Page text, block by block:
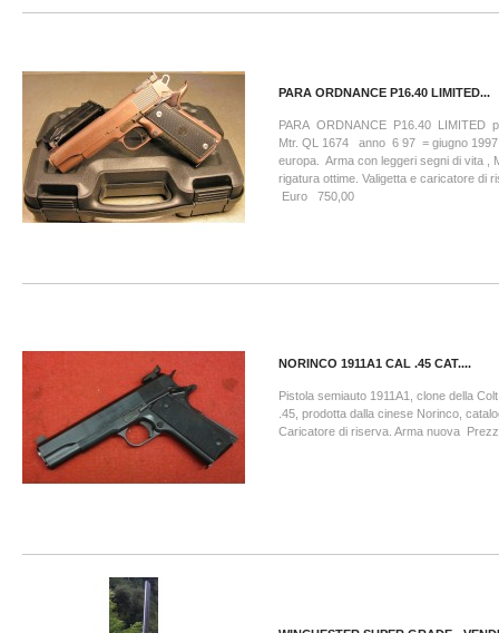
PARA ORDNANCE P16.40 LIMITED...
PARA ORDNANCE P16.40 LIMITED
Mtr. QL 1674 anno 6 97 = giugno
europa. Arma con leggeri segni di vita ,
rigatura ottime. Valigetta e caricatore di
Euro 750,00
NORINCO 1911A1 CAL .45 CAT....
Pistola semiauto 1911A1, clone della
.45, prodotta dalla cinese Norinco,
Caricatore di riserva. Arma nuova